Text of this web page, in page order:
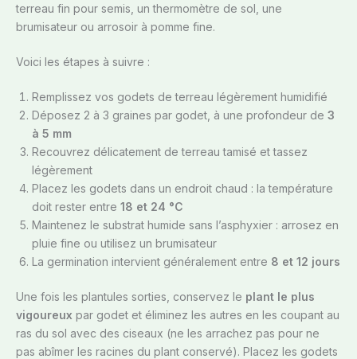
terreau fin pour semis, un thermomètre de sol, une
brumisateur ou arrosoir à pomme fine.
Voici les étapes à suivre :
Remplissez vos godets de terreau légèrement humidifié
Déposez 2 à 3 graines par godet, à une profondeur de 3
à 5 mm
Recouvrez délicatement de terreau tamisé et tassez
légèrement
Placez les godets dans un endroit chaud : la température
doit rester entre 18 et 24 °C
Maintenez le substrat humide sans l’asphyxier : arrosez en
pluie fine ou utilisez un brumisateur
La germination intervient généralement entre 8 et 12 jours
Une fois les plantules sorties, conservez le plant le plus
vigoureux par godet et éliminez les autres en les coupant au
ras du sol avec des ciseaux (ne les arrachez pas pour ne
pas abîmer les racines du plant conservé). Placez les godets